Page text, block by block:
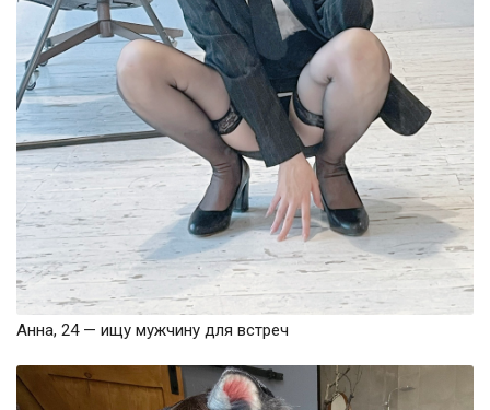
Анна, 24 — ищу мужчину для встреч